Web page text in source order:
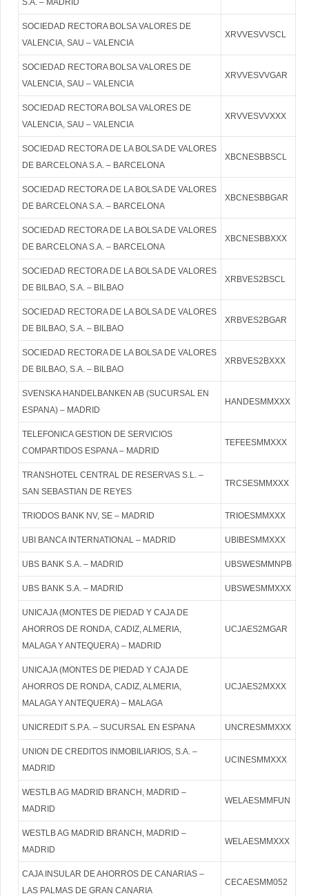
S.A. – MADRID
SOCIEDAD RECTORA BOLSA VALORES DE
VALENCIA, SAU – VALENCIA
XRVVESVVSCL
SOCIEDAD RECTORA BOLSA VALORES DE
VALENCIA, SAU – VALENCIA
XRVVESVVGAR
SOCIEDAD RECTORA BOLSA VALORES DE
VALENCIA, SAU – VALENCIA
XRVVESVVXXX
SOCIEDAD RECTORA DE LA BOLSA DE VALORES
DE BARCELONA S.A. – BARCELONA
XBCNESBBSCL
SOCIEDAD RECTORA DE LA BOLSA DE VALORES
DE BARCELONA S.A. – BARCELONA
XBCNESBBGAR
SOCIEDAD RECTORA DE LA BOLSA DE VALORES
DE BARCELONA S.A. – BARCELONA
XBCNESBBXXX
SOCIEDAD RECTORA DE LA BOLSA DE VALORES
DE BILBAO, S.A. – BILBAO
XRBVES2BSCL
SOCIEDAD RECTORA DE LA BOLSA DE VALORES
DE BILBAO, S.A. – BILBAO
XRBVES2BGAR
SOCIEDAD RECTORA DE LA BOLSA DE VALORES
DE BILBAO, S.A. – BILBAO
XRBVES2BXXX
SVENSKA HANDELBANKEN AB (SUCURSAL EN
ESPANA) – MADRID
HANDESMMXXX
TELEFONICA GESTION DE SERVICIOS
COMPARTIDOS ESPANA – MADRID
TEFEESMMXXX
TRANSHOTEL CENTRAL DE RESERVAS S.L. –
SAN SEBASTIAN DE REYES
TRCSESMMXXX
TRIODOS BANK NV, SE – MADRID TRIOESMMXXX
UBI BANCA INTERNATIONAL – MADRID UBIBESMMXXX
UBS BANK S.A. – MADRID UBSWESMMNPB
UBS BANK S.A. – MADRID UBSWESMMXXX
UNICAJA (MONTES DE PIEDAD Y CAJA DE
AHORROS DE RONDA, CADIZ, ALMERIA,
MALAGA Y ANTEQUERA) – MADRID
UCJAES2MGAR
UNICAJA (MONTES DE PIEDAD Y CAJA DE
AHORROS DE RONDA, CADIZ, ALMERIA,
MALAGA Y ANTEQUERA) – MALAGA
UCJAES2MXXX
UNICREDIT S.P.A. – SUCURSAL EN ESPANA UNCRESMMXXX
UNION DE CREDITOS INMOBILIARIOS, S.A. –
MADRID
UCINESMMXXX
WESTLB AG MADRID BRANCH, MADRID –
MADRID
WELAESMMFUN
WESTLB AG MADRID BRANCH, MADRID –
MADRID
WELAESMMXXX
CAJA INSULAR DE AHORROS DE CANARIAS –
LAS PALMAS DE GRAN CANARIA
CECAESMM052